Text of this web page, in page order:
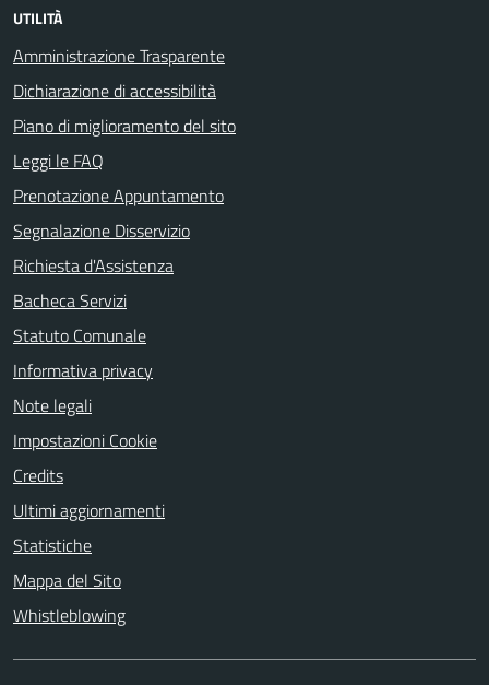
UTILITÀ
Amministrazione Trasparente
Dichiarazione di accessibilità
Piano di miglioramento del sito
Leggi le FAQ
Prenotazione Appuntamento
Segnalazione Disservizio
Richiesta d'Assistenza
Bacheca Servizi
Statuto Comunale
Informativa privacy
Note legali
Impostazioni Cookie
Credits
Ultimi aggiornamenti
Statistiche
Mappa del Sito
Whistleblowing